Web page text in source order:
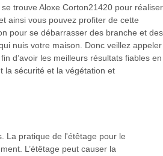
trouve Aloxe Corton21420 pour réaliser
ainsi vous pouvez profiter de cette
pour se débarrasser des branche et des
nuis votre maison. Donc veillez appeler
d’avoir les meilleurs résultats fiables en
la sécurité et la végétation et
La pratique de l'étêtage pour le
L’étêtage peut causer la